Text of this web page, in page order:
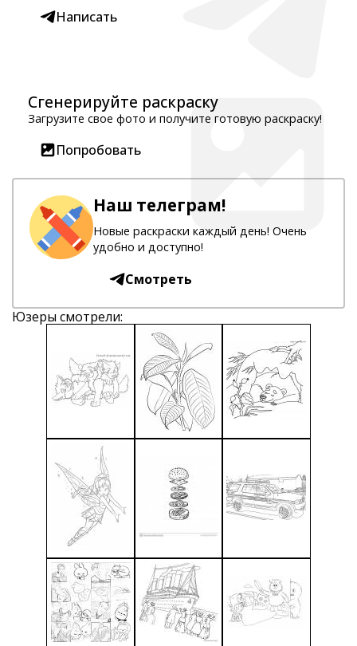
Написать
Сгенерируйте раскраску
Загрузите свое фото и получите готовую раскраску!
Попробовать
Наш телеграм!
Новые раскраски каждый день! Очень
удобно и доступно!
Смотреть
Юзеры смотрели: